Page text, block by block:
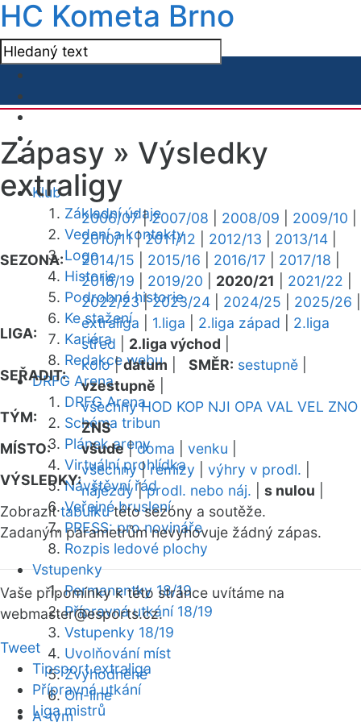
HC Kometa Brno
Klub
Základní údaje
Vedení a kontakty
Logo
Historie
Podrobná historie
Ke stažení
Kariéra
Redakce webu
DRFG Arena
DRFG Arena
Schéma tribun
Plánek areny
Virtuální prohlídka
Návštěvní řád
Veřejné bruslení
PRESS: pro novináře
Rozpis ledové plochy
Vstupenky
Permanentky 18/19
Přípravná utkání 18/19
Vstupenky 18/19
Uvolňování míst
Zvýhodněné
On-line
A-tým
Zápasy » Výsledky
extraligy
SEZONA:
2006/07|2007/08 2008/09 2009/10
2010/11|2011/12 2012/13 2013/14
2014/15
2015/16 2016/17 2017/18
2018/19
2019/20 2020/21 2021/22
2022/23|2023/24 2024/25 2025/26
LIGA:
extraliga 1.liga 2.liga západ
2.liga
střed
2.liga východ
SEŘADIT:
kolo|datum SMĚR: sestupně
vzestupně
TÝM:
všechny HOD KOP NJI OPA VAL VEL ZNO
ZNS
MÍSTO:
všude|doma venku
VÝSLEDKY:
všechny|remízy výhry v prodl.
nájezdy|prodl. nebo náj. s nulou
Zobrazittabulkutéto sezóny a soutěže.
Zadaným parametrům nevyhovuje žádný zápas.
Vaše připomínky k této stránce uvítáme na
webmaster@esports.cz.
Tweet
Tipsport extraliga
Přípravná utkání
Liga mistrů